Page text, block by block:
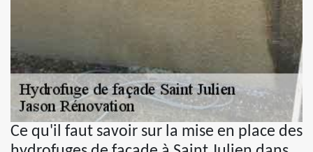
Ce qu'il faut savoir sur la mise en place des